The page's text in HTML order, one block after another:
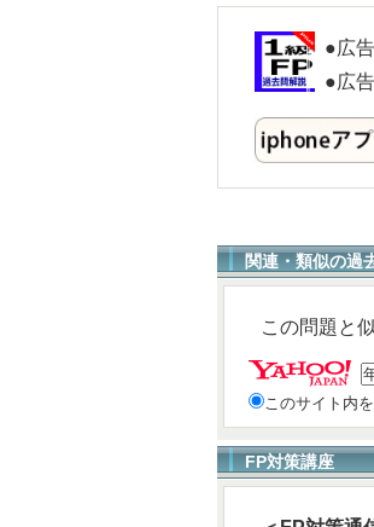
●広告
●広
関連・類似の過
この問題と
このサイト内
FP対策講座